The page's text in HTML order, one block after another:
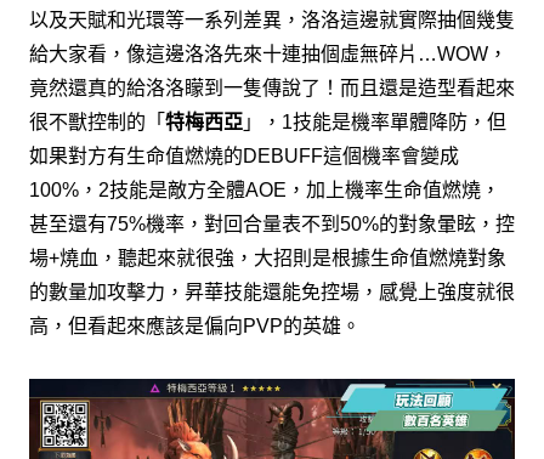
以及天賦和光環等一系列差異， 洛洛這邊就實際抽個幾隻
給大家看， 像這邊洛洛先來十連抽個虛無碎片 …WOW ，
竟然還真的給洛洛矇到一隻傳說了！ 而且還是造型看起來
很不獸控制的「 特梅西亞 」， 1技能是機率單體降防， 但
如果對方有生命值燃燒的DEBUFF這個機率會變成
100%， 2技能是敵方全體AOE ，加上機率生命值燃燒，
甚至還有75%機率，對回合量表不到 50%的對象暈眩， 控
場+燒血，聽起來就很強， 大招則是根據生命值燃燒對象
的數量加攻擊力， 昇華技能還能免控場， 感覺上強度就很
高，但看起來應該是偏向PVP的英雄。